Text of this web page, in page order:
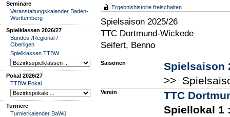
Seminare
Veranstaltungskalender Baden-
Württemberg
Spielklassen 2026/27
Bundes-/Regional-/
Oberligen
Spielklassen TTBW
Pokal 2026/27
TTBW Pokal
Turniere
Turnierkalender BaWü
Ergebnishistorie freischalten ...
Spielsaison 2025/26
TTC Dortmund-Wickede
Seifert, Benno
Saisonen
Spielsaison
>>
Verein
TTC
Spiellokal 1